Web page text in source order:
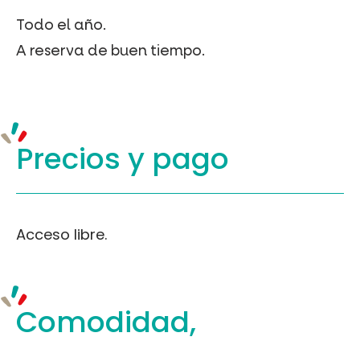
Todo el año.
A reserva de buen tiempo.
Precios y pago
Acceso libre.
Comodidad,